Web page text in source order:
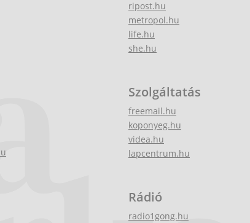
ripost.hu
metropol.hu
life.hu
she.hu
Szolgáltatás
freemail.hu
koponyeg.hu
videa.hu
lapcentrum.hu
Rádió
radio1gong.hu